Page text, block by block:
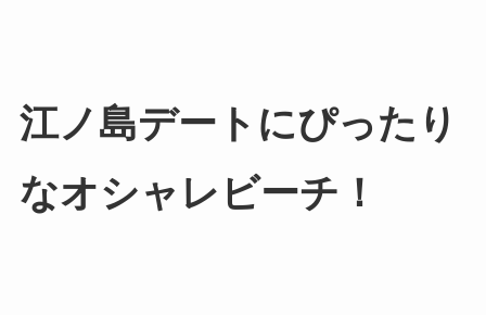
江ノ島デートにぴったり
なオシャレビーチ！